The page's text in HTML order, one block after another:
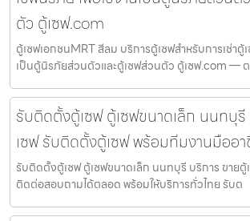
ตัว ตู้เซฟ.com
ตู้เซฟเอกชนMRT สีลม บริการตู้เซฟสำหรับการเช่าตู้
เป็นตู้นิรภัยส่วนตัวและตู้เซฟส่วนตัว ตู้เซฟ.com — ต
รับติดตั้งตู้เซฟ ตู้เซฟขนาดเล็ก นนทบุ
เซฟ รับติดตั้งตู้เซฟ พร้อมทีมงานมืออ
รับติดตั้งตู้เซฟ ตู้เซฟขนาดเล็ก นนทบุรี บริการ ขาย
ติดต่อสอบถามได้ตลอด พร้อมให้บริการทั่วไทย รับต